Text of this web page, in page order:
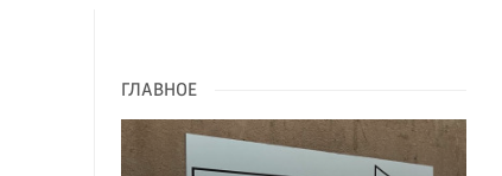
ГЛАВНОЕ